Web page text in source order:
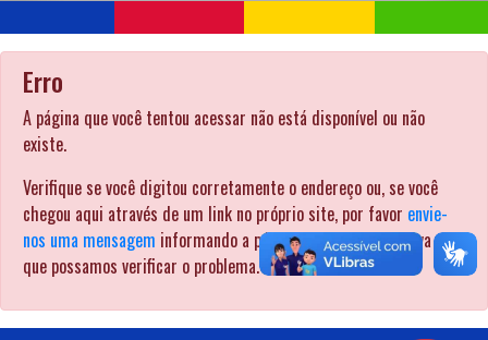
Erro
A página que você tentou acessar não está disponível ou não
existe.
Verifique se você digitou corretamente o endereço ou, se você
chegou aqui através de um link no próprio site, por favor envie-
nos uma mensagem informando a página pela qual procurava para
que possamos verificar o problema. .